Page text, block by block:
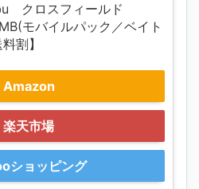
クロスフィールド
モバイルパック／ベイト
割】
Amazon
楽天市場
ショッピング